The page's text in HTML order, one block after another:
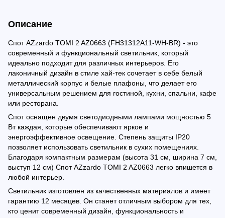
Описание
Спот AZzardo TOMI 2 AZ0663 (FH31312A11-WH-BR) - это
современный и функциональный светильник, который
идеально подходит для различных интерьеров. Его
лаконичный дизайн в стиле хай-тек сочетает в себе белый
металлический корпус и белые плафоны, что делает его
универсальным решением для гостиной, кухни, спальни, кафе
или ресторана.
Спот оснащен двумя светодиодными лампами мощностью 5
Вт каждая, которые обеспечивают яркое и
энергоэффективное освещение. Степень защиты IP20
позволяет использовать светильник в сухих помещениях.
Благодаря компактным размерам (высота 31 см, ширина 7 см,
выступ 12 см) Спот AZzardo TOMI 2 AZ0663 легко впишется в
любой интерьер.
Светильник изготовлен из качественных материалов и имеет
гарантию 12 месяцев. Он станет отличным выбором для тех,
кто ценит современный дизайн, функциональность и